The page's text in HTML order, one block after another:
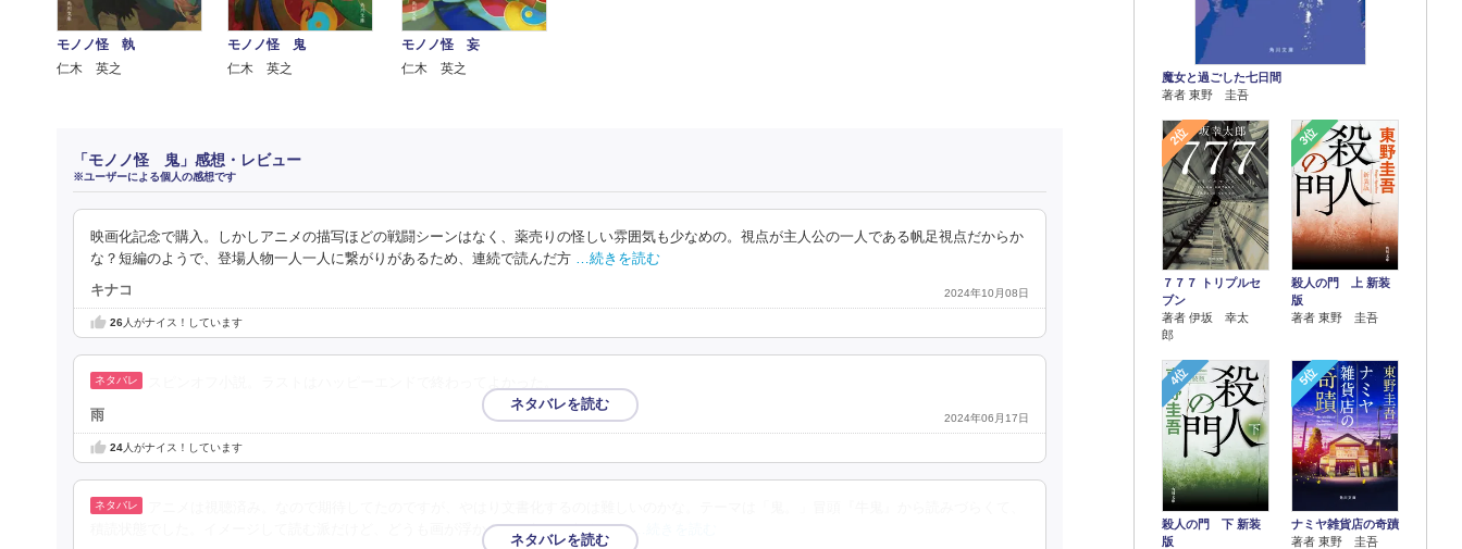
モノノ怪 執
仁木 英之
モノノ怪 鬼
仁木 英之
モノノ怪 妄
仁木 英之
「モノノ怪 鬼」感想・レビュー
※ユーザーによる個人の感想です
映画化記念で購入。しかしアニメの描写ほどの戦闘シーンはなく、薬売りの怪しい雰囲気も少なめの。視点が主人公の一人である帆足視点だからか
な？短編のようで、登場人物一人一人に繋がりがあるため、連続で読んだ方
…続きを読む
キナコ 2024年10月08日
26人がナイス！しています
雨 2024年06月17日
24人がナイス！しています
積読状態でした。イメージして読む派だけど、どうも画が浮かんでこなかったんです …続きを読む
魔女と過ごした七日間
著者 東野 圭吾
2位
７７７ トリプルセ
ブン
著者 伊坂 幸太
郎
3位
殺人の門 上 新装
版
著者 東野 圭吾
4位
殺人の門 下 新装
版
5位
ナミヤ雑貨店の奇蹟
著者 東野 圭吾